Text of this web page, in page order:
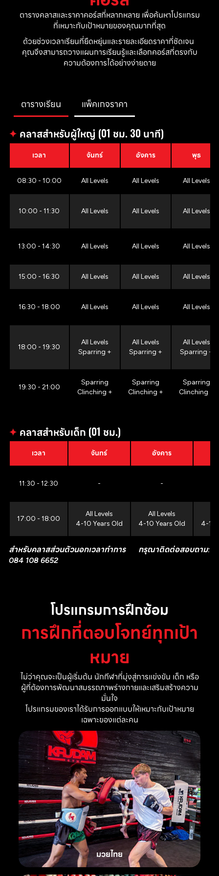
ตารางคลาสและราคาคอร์สที่หลากหลาย เพื่อค้นหาโปรแกรม
ที่เหมาะกับเป้าหมายของคุณมากที่สุด
ด้วยช่วงเวลาเรียนที่ยืดหยุ่นและรายละเอียดราคาที่ชัดเจน
คุณจึงสามารถวางแผนการเรียนรู้และเลือกคอร์สที่ตรงกับ
ความต้องการได้อย่างง่ายดาย
ตารางเรียน แพ็คเกจราคา
✦ คลาสสำหรับผู้ใหญ่ (01 ชม. 30 นาที)
เวลา จันทร์ อังคาร พุธ
08:30 - 10:00 All Levels All Levels All Levels
10:00 - 11:30 All Levels All Levels All Levels
13:00 - 14:30 All Levels All Levels All Levels
15:00 - 16:30 All Levels All Levels All Levels
16:30 - 18:00 All Levels All Levels All Levels
18:00 - 19:30
All Levels
Sparring +
All Levels
Sparring +
All Levels
Sparring +
19:30 - 21:00
Sparring
Clinching +
Sparring
Clinching +
Sparring
Clinching +
✦ คลาสสำหรับเด็ก (01 ชม.)
เวลา จันทร์ อังคาร
11:30 - 12:30 - -
17:00 - 18:00
All Levels
4-10 Years Old
All Levels
4-10 Years Old
4-10
สำหรับคลาสส่วนตัวนอกเวลาทำการ กรุณาติดต่อสอบถาม:
084 108 6652
โปรแกรมการฝึกซ้อม
การฝึกที่ตอบโจทย์ทุกเป้า
หมาย
ไม่ว่าคุณจะเป็นผู้เริ่มต้น นักกีฬาที่มุ่งสู่การแข่งขัน เด็ก หรือ
ผู้ที่ต้องการพัฒนาสมรรถภาพร่างกายและเสริมสร้างความ
มั่นใจ
โปรแกรมของเราได้รับการออกแบบให้เหมาะกับเป้าหมาย
เฉพาะของแต่ละคน
มวยไทย